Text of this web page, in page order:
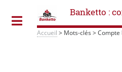
Banketto :
Accueil > Mots-clés >Compte
Toggle